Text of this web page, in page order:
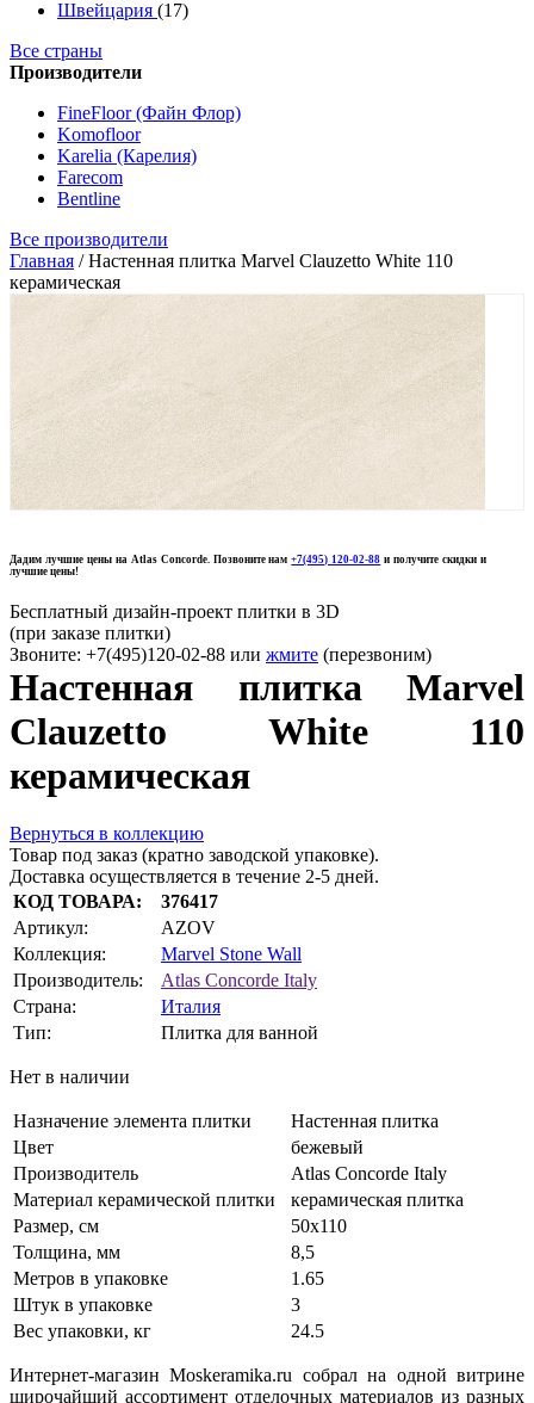
Швейцария (17)
Все страны
Производители
FineFloor (Файн Флор)
Komofloor
Karelia (Карелия)
Farecom
Bentline
Все производители
Главная /Настенная плитка Marvel Clauzetto White 110
керамическая
Дадим лучшие цены на Atlas Concorde. Позвоните нам+7(495) 120-02-88 и получите скидки и
лучшие цены!
Бесплатный дизайн-проект плитки в 3D
(при заказе плитки)
Звоните: +7(495)120-02-88 или жмите (перезвоним)
Настенная плитка Marvel
Clauzetto White 110
керамическая
Вернуться в коллекцию
Товар под заказ (кратно заводской упаковке).
Доставка осуществляется в течение 2-5 дней.
КОД ТОВАРА:
376417
Артикул:
AZOV
Коллекция:
Marvel Stone Wall
Производитель:
Atlas Concorde Italy
Страна:
Италия
Тип:
Плитка для ванной
Нет в наличии
Назначение элемента плитки
Настенная плитка
Цвет
бежевый
Производитель
Atlas Concorde Italy
Материал керамической плитки
керамическая плитка
Размер, см
50х110
Толщина, мм
8,5
Метров в упаковке
1.65
Штук в упаковке
3
Вес упаковки, кг
24.5
Интернет-магазин Moskeramika.ru собрал на одной витрине
широчайший ассортимент отделочных материалов из разных